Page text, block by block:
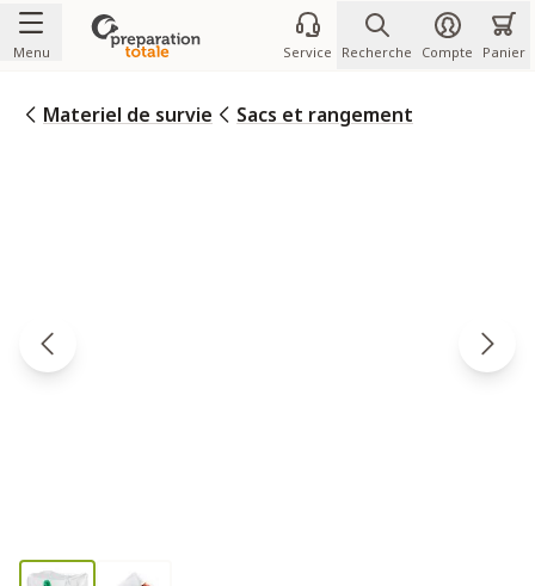
Allez au contenu
Menu Service Recherche Compte Panier
Materiel de survie Sacs et rangement